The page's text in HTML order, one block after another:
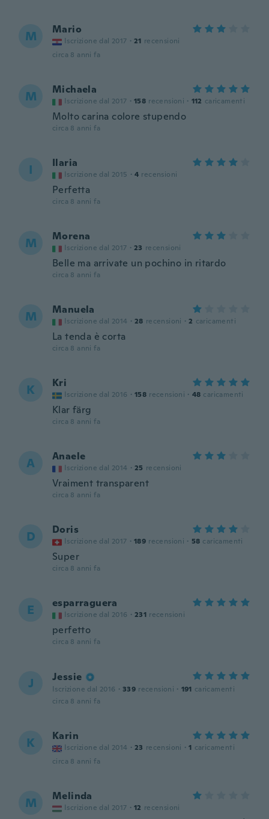
M Mario
Iscrizione dal 2017 · 21 recensioni
circa 8 anni fa
M Michaela
Iscrizione dal 2017 · 158 recensioni · 112 caricamenti
Molto carina colore stupendo
circa 8 anni fa
I Ilaria
Iscrizione dal 2015 · 4 recensioni
Perfetta
circa 8 anni fa
M Morena
Iscrizione dal 2017 · 23 recensioni
Belle ma arrivate un pochino in ritardo
circa 8 anni fa
M Manuela
Iscrizione dal 2014 · 28 recensioni · 2 caricamenti
La tenda è corta
circa 8 anni fa
K Kri
Iscrizione dal 2016 · 158 recensioni · 48 caricamenti
Klar färg
circa 8 anni fa
A Anaele
Iscrizione dal 2014 · 25 recensioni
Vraiment transparent
circa 8 anni fa
D Doris
Iscrizione dal 2017 · 189 recensioni · 58 caricamenti
Super
circa 8 anni fa
E esparraguera
Iscrizione dal 2016 · 231 recensioni
perfetto
circa 8 anni fa
J Jessie
Iscrizione dal 2016 · 339 recensioni · 191 caricamenti
circa 8 anni fa
K Karin
Iscrizione dal 2014 · 23 recensioni · 1 caricamenti
circa 8 anni fa
M Melinda
Iscrizione dal 2017 · 12 recensioni